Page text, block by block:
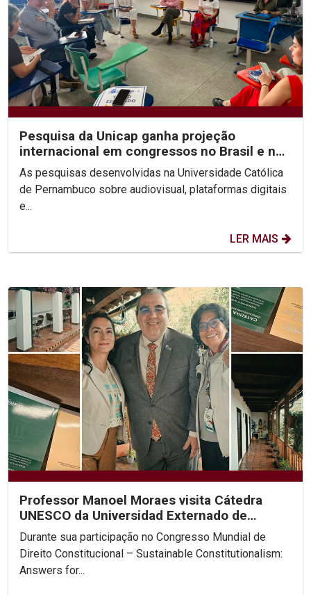
Pesquisa da Unicap ganha projeção
internacional em congressos no Brasil e no
México
As pesquisas desenvolvidas na Universidade Católica
de Pernambuco sobre audiovisual, plataformas digitais
e...
LER MAIS
Professor Manoel Moraes visita Cátedra
UNESCO da Universidad Externado de
Colombia
Durante sua participação no Congresso Mundial de
Direito Constitucional – Sustainable Constitutionalism:
Answers for...